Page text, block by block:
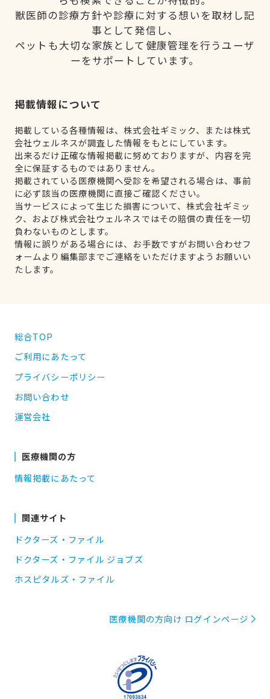
獣医師の診療方針や診療に対する想いを取材し記
事として発信し、
ペットも大切な家族として健康管理を行うユーザ
ーをサポートしています。
掲載情報について
掲載している各種情報は、株式会社ギミック、または株式
会社ウェルネスが調査した情報をもとにしています。
出来るだけ正確な情報掲載に努めておりますが、内容を完
全に保証するものではありません。
掲載されている医療機関へ受診を希望される場合は、事前
に必ず該当の医療機関に直接ご確認ください。
当サービスによって生じた損害について、株式会社ギミッ
ク、および株式会社ウェルネスではその賠償の責任を一切
負わないものとします。
情報に誤りがある場合には、お手数ですがお問い合わせフ
ォームより編集部までご連絡をいただけますようお願いい
たします。
総合TOP
ご利用にあたって
プライバシーポリシー
お問い合わせ
運営会社
医療機関の方
情報掲載にあたって
関連サイト
ドクターズ・ファイル
ドクターズ・ファイル ジョブズ
ホスピタルズ・ファイル
医療機関の方向け ログインページ